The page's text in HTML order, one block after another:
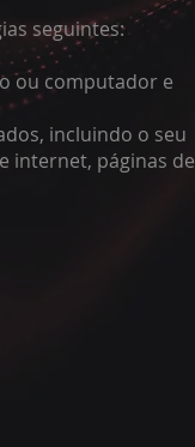
seguintes:
ou computador e
incluindo o seu
internet, páginas de